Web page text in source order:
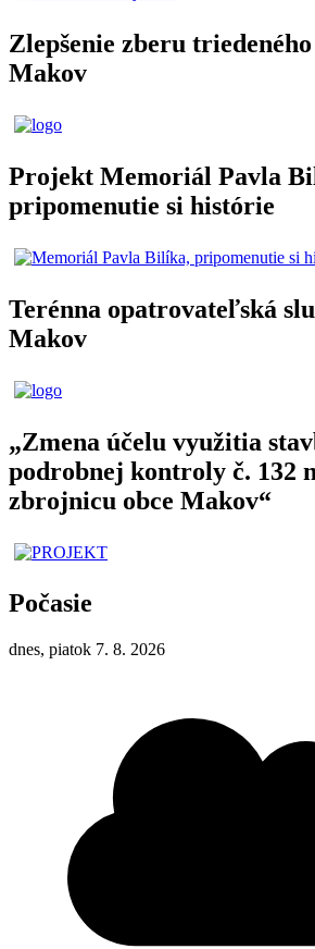
Zlepšenie zberu
Makov
Projekt Memoriál Pavla
pripomenutie si histórie
Terénna opatrovateľská
Makov
„Zmena účelu využitia
podrobnej kontroly č. 132
zbrojnicu obce Makov“
Počasie
dnes, piatok 7. 8. 2026